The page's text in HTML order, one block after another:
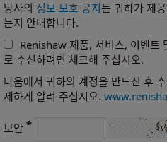
당사의 정보 보호 공지는 귀하가 제
는지 안내합니다.
Renishaw 제품, 서비스, 이벤트
로 수신하려면 체크해 주십시오.
다음에서 귀하의 계정을 만드신 후
세하게 알려 주십시오.
보안 *